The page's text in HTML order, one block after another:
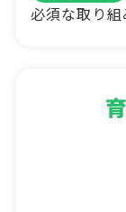
必須な取り組